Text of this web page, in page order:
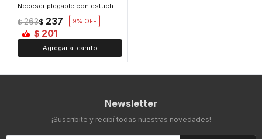
Neceser plegable con estuches con velcro - Verde
$ 237
$ 263 9
$ 201
Newsletter
¡Suscribite y recibí todas nuestras novedades!